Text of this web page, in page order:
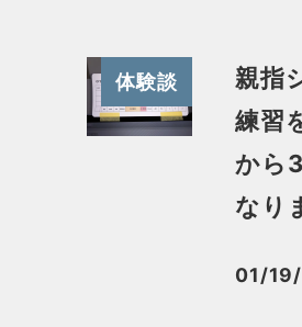
体験談
親指
練習
から
なり
投稿日
01/